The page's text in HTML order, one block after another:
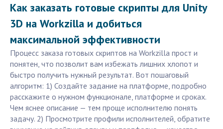
Как заказать готовые скрипты для Unity
3D на Workzilla и добиться
максимальной эффективности
Процесс заказа готовых скриптов на Workzilla прост и
понятен, что позволит вам избежать лишних хлопот и
быстро получить нужный результат. Вот пошаговый
алгоритм: 1) Создайте задание на платформе, подробно
расскажите о нужном функционале, платформе и сроках.
Чем яснее описание — тем проще исполнителю понять
задачу. 2) Просмотрите профили исполнителей, обратите